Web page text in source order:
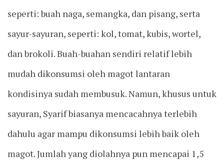
seperti: buah naga, semangka, dan pisang, serta
sayur-sayuran, seperti: kol, tomat, kubis, wortel,
dan brokoli. Buah-buahan sendiri relatif lebih
mudah dikonsumsi oleh magot lantaran
kondisinya sudah membusuk. Namun, khusus untuk
sayuran, Syarif biasanya mencacahnya terlebih
dahulu agar mampu dikonsumsi lebih baik oleh
magot. Jumlah yang diolahnya pun mencapai 1,5